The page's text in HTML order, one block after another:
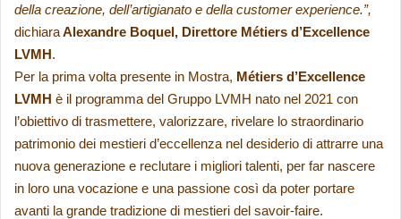
della creazione, dell’artigianato e della customer experience.”,
dichiaraAlexandre Boquel, Direttore Métiers d’Excellence
LVMH.
Per la prima volta presente in Mostra, Métiers d’Excellence
LVMH è il programma del Gruppo LVMH nato nel 2021 con
l’obiettivo di trasmettere, valorizzare, rivelare lo straordinario
patrimonio dei mestieri d’eccellenza nel desiderio di attrarre una
nuova generazione e reclutare i migliori talenti, per far nascere
in loro una vocazione e una passione così da poter portare
avanti la grande tradizione di mestieri del savoir-faire.